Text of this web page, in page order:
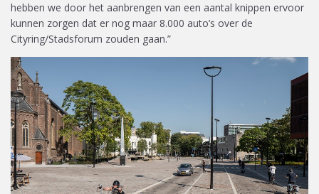
hebben we door het aanbrengen van een aantal knippen ervoor
kunnen zorgen dat er nog maar 8.000 auto’s over de
Cityring/Stadsforum zouden gaan.”